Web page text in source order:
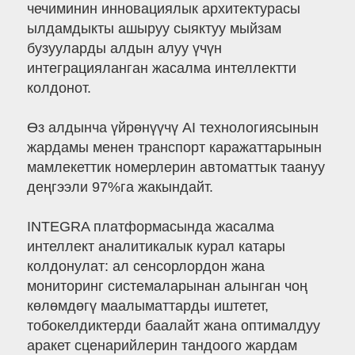
чечиминин инновациялык архитектурасы
ылдамдыкты ашыруу сыяктуу мыйзам
бузууларды алдын алуу үчүн
интеграцияланган жасалма интеллектти
колдонот.
Өз алдынча үйрөнүүчү AI технологиясынын
жардамы менен транспорт каражаттарынын
мамлекеттик номерлерин автоматтык таануу
деңгээли 97%га жакындайт.
INTEGRA платформасында жасалма
интеллект аналитикалык курал катары
колдонулат: ал сенсорлордон жана
мониторинг системаларынан алынган чоң
көлөмдөгү маалыматтарды иштетет,
тобокелдиктерди баалайт жана оптималдуу
аракет сценарийлерин тандоого жардам